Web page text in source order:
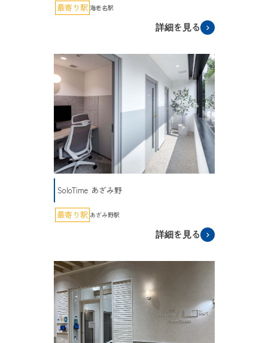
最寄り駅 海老名駅
詳細を見る
SoloTime あざみ野
最寄り駅 あざみ野駅
詳細を見る